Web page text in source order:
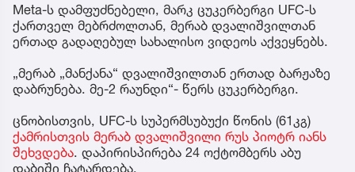
Meta-ს დამფუძნებელი, მარკ ცუკერბერგი UFC-ს
ქართველ მებრძოლთან, მერაბ დვალიშვილთან
ერთად გადაღებულ სახალისო ვიდეოს აქვეყნებს.
„მერაბ „მანქანა“ დვალიშვილთან ერთად ბარჟაზე
დაბრუნება. მე-2 რაუნდი“- წერს ცუკერბერგი.
ცნობისთვის, UFC-ს სუპერმსუბუქი წონის (61კგ)
ქამრისთვის მერაბ დვალიშვილი რუს პიოტრ იანს
შეხვდება. დაპირისპირება 24 ოქტომბერს აბუ
დაბიში ჩატარდება.